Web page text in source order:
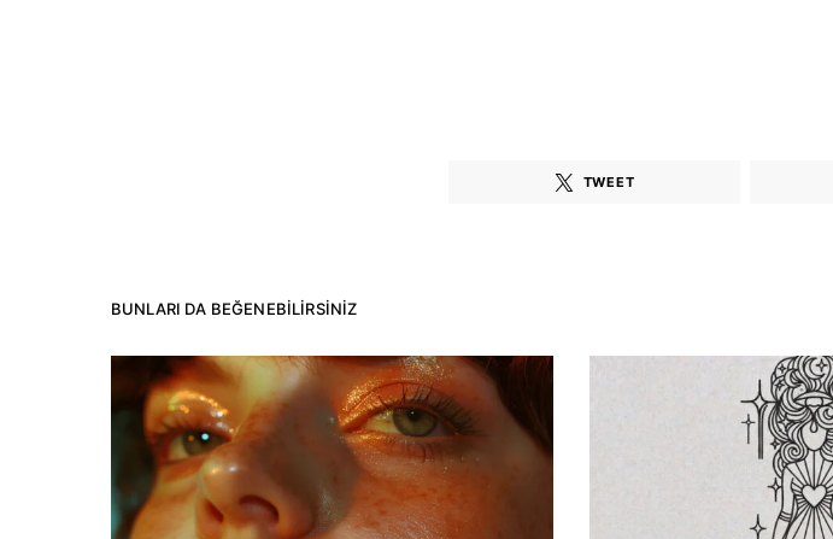
TWEET
BUNLARI DA BEĞENEBILIRSINIZ